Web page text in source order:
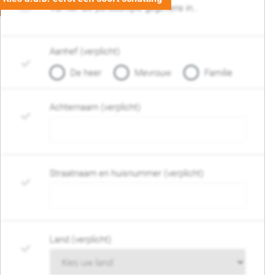
Vul hier uw persoonlijke gegevens in..
Aanhef (verplicht)
De heer
Mevrouw Familie
Achternaam (verplicht)
Straatnaam en huisnummer (verplicht)
Land (verplicht)